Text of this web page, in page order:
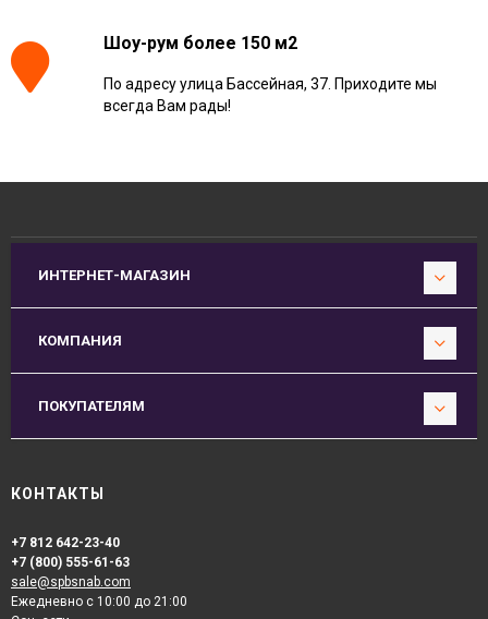
Шоу-рум более 150 м2
По адресу улица Бассейная, 37. Приходите мы
всегда Вам рады!
ИНТЕРНЕТ-МАГАЗИН
КОМПАНИЯ
ПОКУПАТЕЛЯМ
КОНТАКТЫ
+7 812 642-23-40
+7 (800) 555-61-63
sale@spbsnab.com
Ежедневно с 10:00 до 21:00